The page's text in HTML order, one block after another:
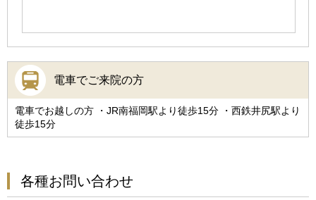
電車でご来院の方
電車でお越しの方 ・JR南福岡駅より徒歩15分 ・西鉄井尻駅より
徒歩15分
各種お問い合わせ